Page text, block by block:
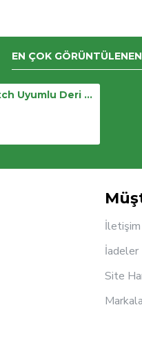
EN ÇOK GÖRÜNTÜLENEN
Apple Watch Uyumlu Deri Kordon 42-44-45mm NM1-AS3 Kahve
İletişim
İadeler
Site